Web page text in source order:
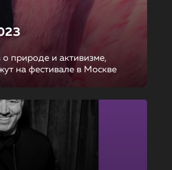
природе и активизме,
на фестивале в Москве